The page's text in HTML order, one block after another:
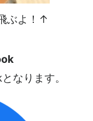
ぶよ！↑
なります。